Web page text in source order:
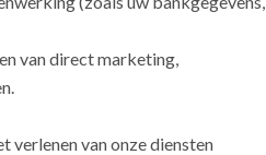
van direct marketing,
verlenen van onze diensten